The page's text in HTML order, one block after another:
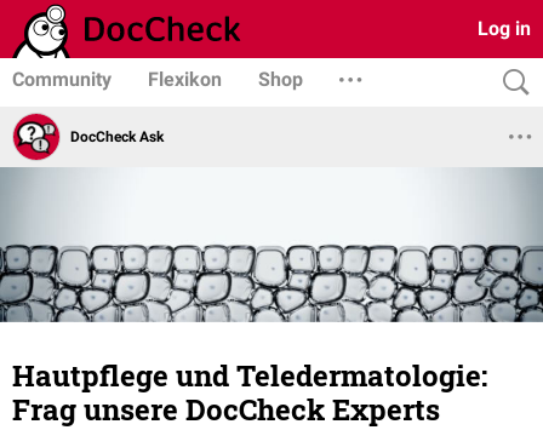
Log in
Community Flexikon Shop
DocCheck Ask
Hautpflege und Teledermatologie:
Frag unsere DocCheck Experts